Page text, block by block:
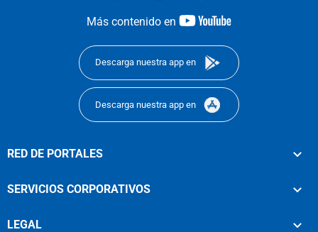
Más contenido en
youtube-
Descarga nuestra app en
Descarga nuestra app en
RED DE PORTALES
SERVICIOS CORPORATIVOS
LEGAL